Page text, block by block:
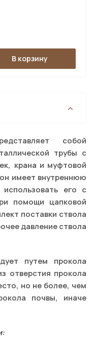
В корзину
собой
трубы с
крана и муфтовой
имеет внутреннюю
его с
помощи цапковой
поставки ствола
давление ствола
путем прокола
отверстия прокола
но не более, чем
почвы, иначе